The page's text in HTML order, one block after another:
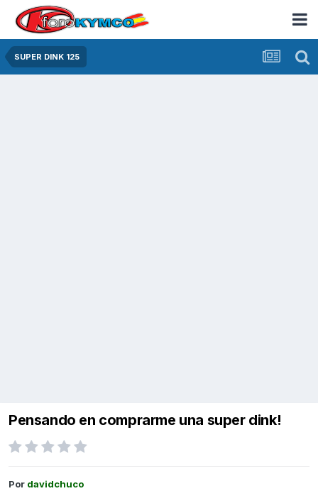
SUPER DINK 125
Pensando en comprarme una super dink!
Por davidchuco